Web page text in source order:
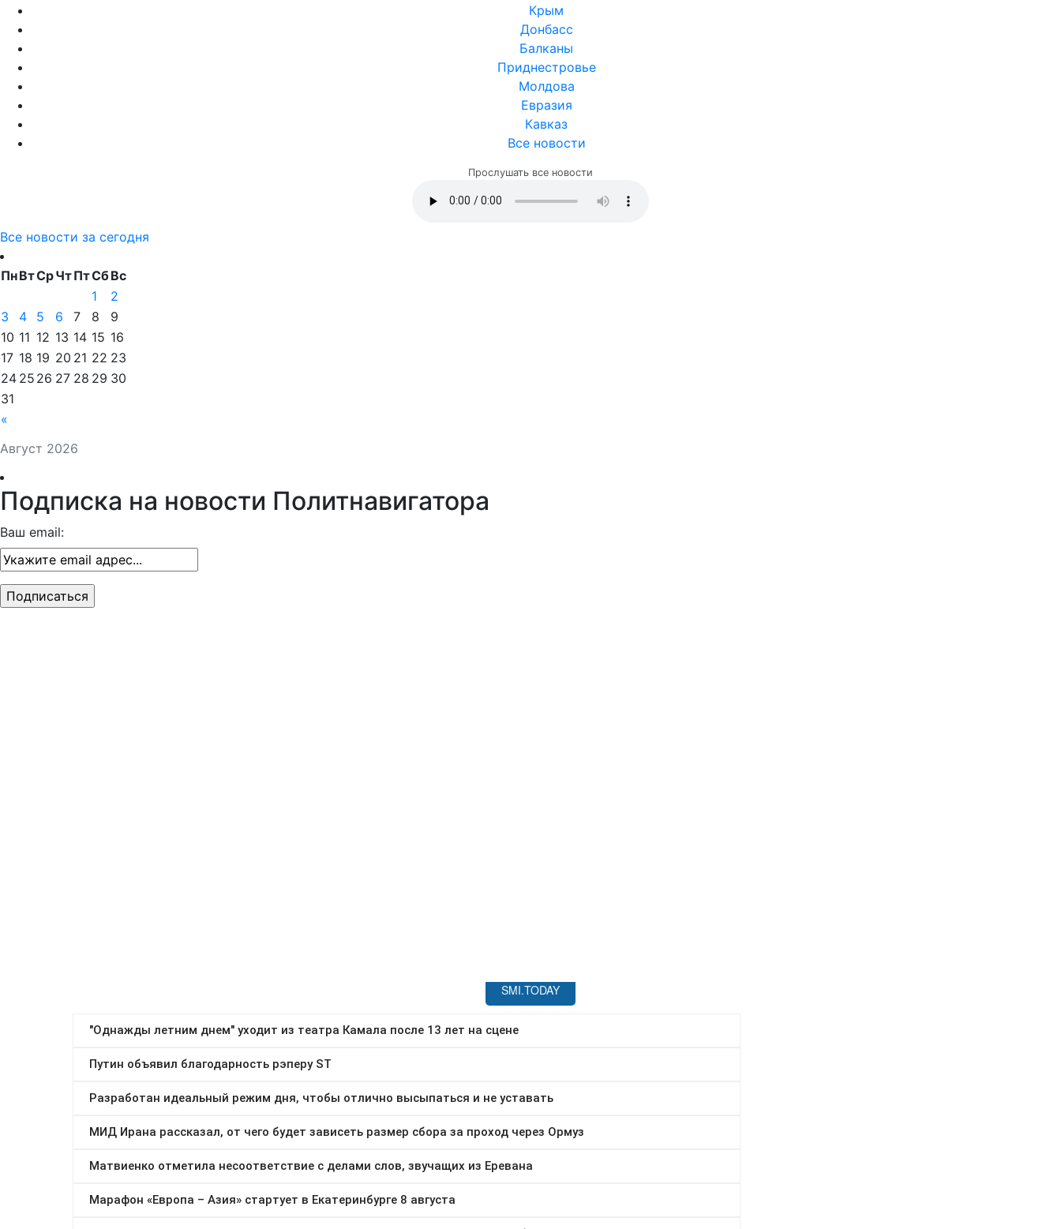
Крым
Донбасс
Балканы
Приднестровье
Молдова
Евразия
Кавказ
Все новости
Прослушать все новости
Все новости за сегодня
Август 2026
ПнВтСрЧтПтСбВс
«
1
2
3
4 5 6 7 8
9
10 11 12 13 14 15 16
17 18 19 20 21 22 23
24 25 26 27 28 29 30
31
Подписка на новости Политнавигатора
Ваш email: